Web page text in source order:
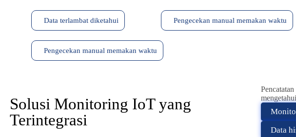
Data terlambat diketahui Pengecekan manual memakan waktu
Pengecekan manual memakan waktu
Solusi Monitoring IoT yang
Terintegrasi
Data